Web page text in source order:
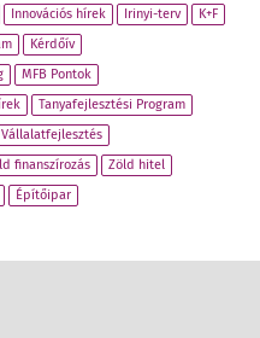
Innovációs hírek Irinyi-terv
K+F
Kérdőív
MFB Pontok
Tanyafejlesztési Program
Vállalatfejlesztés
finanszírozás
Zöld hitel
Építőipar